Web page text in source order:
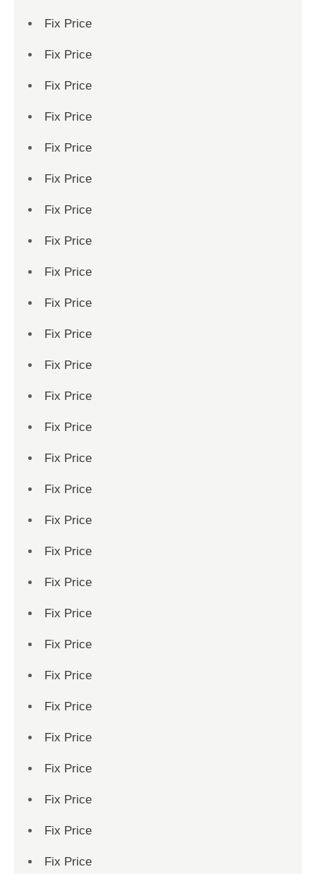
Fix Price
Fix Price
Fix Price
Fix Price
Fix Price
Fix Price
Fix Price
Fix Price
Fix Price
Fix Price
Fix Price
Fix Price
Fix Price
Fix Price
Fix Price
Fix Price
Fix Price
Fix Price
Fix Price
Fix Price
Fix Price
Fix Price
Fix Price
Fix Price
Fix Price
Fix Price
Fix Price
Fix Price